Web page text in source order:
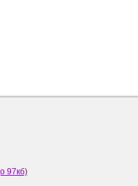
97кб)